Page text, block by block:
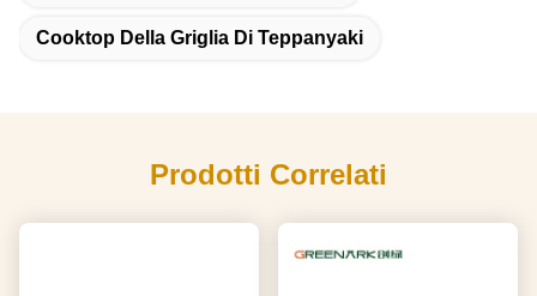
Cooktop Della Griglia Di Teppanyaki
Prodotti Correlati